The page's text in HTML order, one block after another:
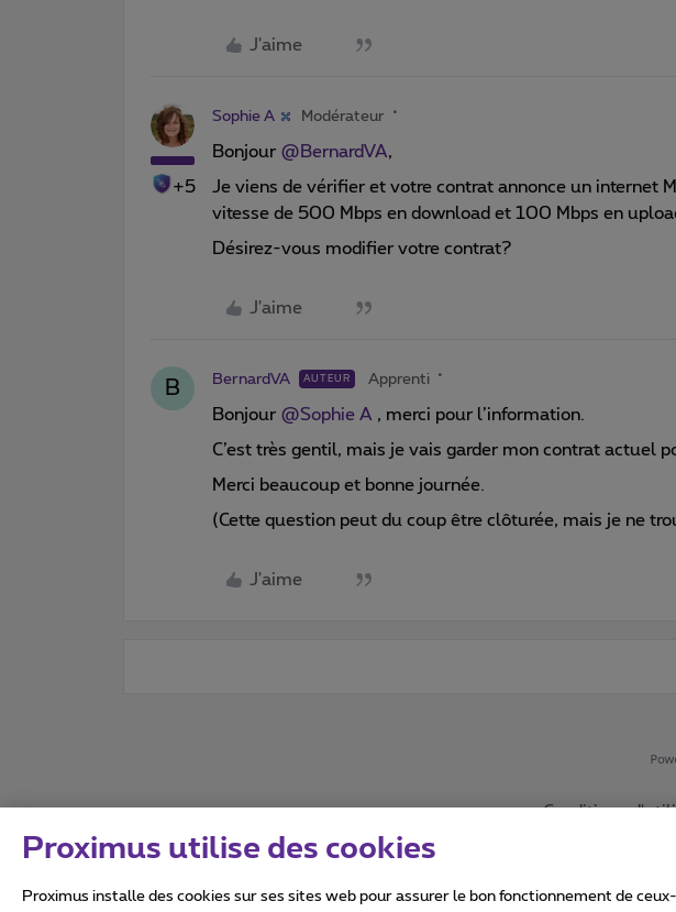
J'aime
+5
Sophie A Modérateur
Bonjour ​ @BernardVA,
Je viens de vérifier et votre contrat annonce un internet
vitesse de 500 Mbps en download et 100 Mbps en
Désirez-vous modifier votre contrat?
J'aime
B BernardVA AUTEUR Apprenti
Bonjour ​ @Sophie A , merci pour l’information.
C’est très gentil, mais je vais garder mon contrat actuel
Merci beaucoup et bonne journée.
(Cette question peut du coup être clôturée, mais je ne
J'aime
Conditions
Proximus utilise des cookies
Proximus installe des cookies sur ses sites web pour assurer le bon fonctionnement de